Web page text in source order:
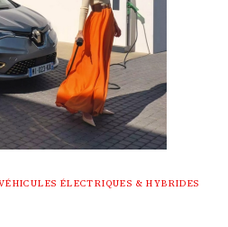
ÉLECTRIQUES & HYBRIDES